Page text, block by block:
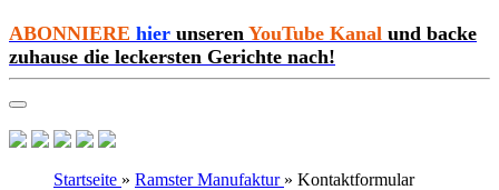
ABONNIERE hier unseren YouTube Kanal und backe
zuhause die leckersten Gerichte nach!
Startseite » Ramster Manufaktur » Kontaktformular